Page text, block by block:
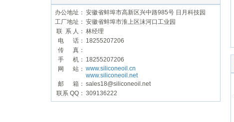
办公地址： 安徽省蚌埠市高新区兴中路985号 日月科技园
工厂地址： 安徽省蚌埠市淮上区沫河口工业园
联 系 人： 林经理
电 话： 18255207206
传 真：
手 机： 18255207206
网 站： www.siliconeoil.cn
www.siliconeoil.net
邮 箱： sales18@siliconeoil.net
联系 QQ： 309136222